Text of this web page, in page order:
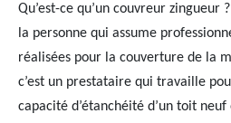
Qu’est-ce qu’un couvreur zingueur
la personne qui assume
réalisées pour la couverture de la
c’est un prestataire qui travaille
capacité d’étanchéité d’un toit neuf